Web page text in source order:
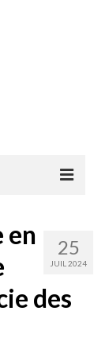
25
JUIL 2024
en
des